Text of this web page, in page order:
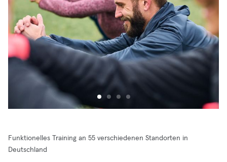
Funktionelles Training an 55 verschiedenen Standorten in
Deutschland